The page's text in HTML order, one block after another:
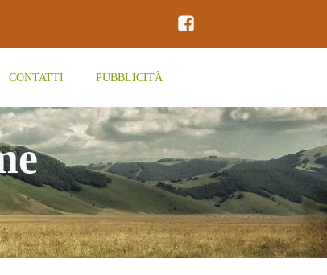
CONTATTI PUBBLICITÀ